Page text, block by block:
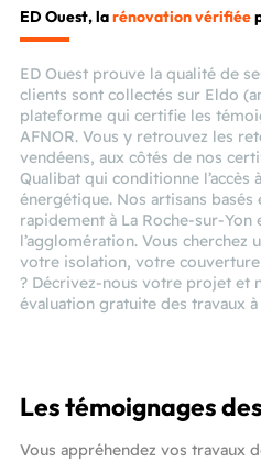
ED Ouest, larénovation vérifiée
ED Ouest prouve la qualité de
clients sont collectés sur Eldo
plateforme qui certifie les
AFNOR. Vous y retrouvez les
vendéens, aux côtés de nos
Qualibat qui conditionne l’accès
énergétique. Nos artisans
rapidement à La Roche-sur-Yon
l’agglomération. Vous cherchez
votre isolation, votre
? Décrivez-nous votre projet et
évaluation gratuite des travaux
Les témoignages
Vous appréhendez vos travaux